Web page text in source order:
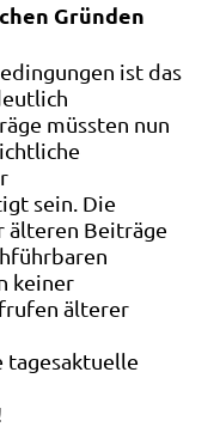
Gründen
ist das
müssten nun
sein. Die
älteren Beiträge
keiner
älterer
tagesaktuelle